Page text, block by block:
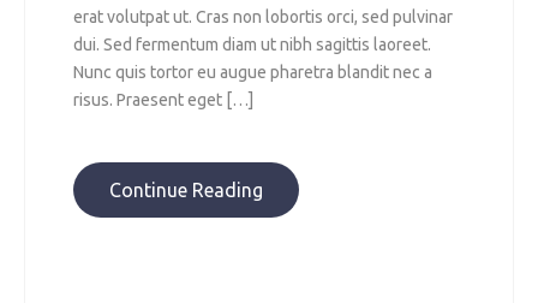
erat volutpat ut. Cras non lobortis orci, sed pulvinar
dui. Sed fermentum diam ut nibh sagittis laoreet.
Nunc quis tortor eu augue pharetra blandit nec a
risus. Praesent eget […]
Continue Reading